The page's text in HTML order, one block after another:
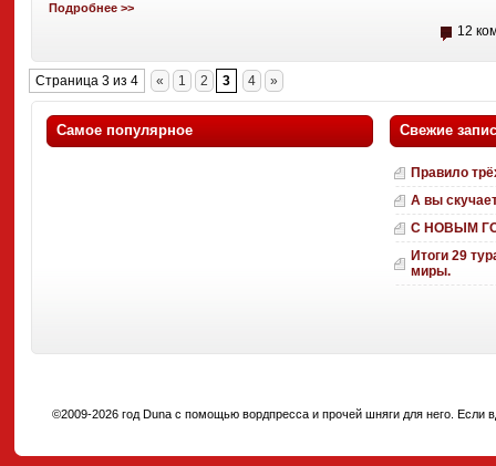
Подробнее >>
12
Страница 3 из 4 « 1 2 3 4 »
Самое популярное Свежие
Правило
А вы
С НОВЫМ
Итоги 29
миры.
©2009-2026 год Duna с помощью вордпресса и прочей шняги для него. Если